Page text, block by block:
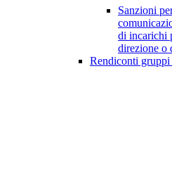
Sanzioni
di incarichi
direzione o
Rendiconti